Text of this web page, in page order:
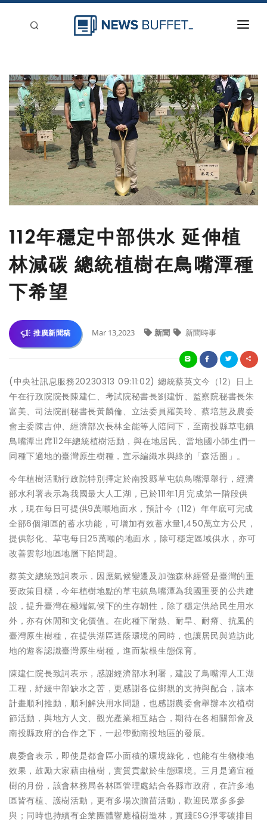
新聞稿分類
登入
刊登
112年穩定中部供水 延伸植
林減碳 總統植樹在鳥嘴潭種
下希望
推廣新聞稿 Mar 13,2023 新聞 新聞時事
(中央社訊息服務20230313 09:11:02) 總統蔡英文今（12）日上
午在行政院院長陳建仁、考試院秘書長劉建忻、監察院秘書長朱
富美、司法院副秘書長黃麟倫、立法委員羅美玲、蔡培慧及農委
會主委陳吉仲、經濟部次長林全能等人陪同下，至南投縣草屯鎮
鳥嘴潭出席112年總統植樹活動，與在地居民、當地國小師生們一
同種下適地的臺灣原生樹種，宣示編織水與綠的「森活圈」。
今年植樹活動行政院特別擇定於南投縣草屯鎮鳥嘴潭舉行，經濟
部水利署表示為我國最大人工湖，已於111年1月完成第一階段供
水，現在每日可提供9萬噸地面水，預計今（112）年年底可完成
全部6個湖區的蓄水功能，可增加有效蓄水量1,450萬立方公尺，
提供彰化、草屯每日25萬噸的地面水，除可穩定區域供水，亦可
改善雲彰地區地層下陷問題。
蔡英文總統致詞表示，因應氣候變遷及加強森林經營是臺灣的重
要政策目標，今年植樹地點的草屯鎮鳥嘴潭為我國重要的公共建
設，提升臺灣在極端氣候下的生存韌性，除了穩定供給民生用水
外，亦有休閒和文化價值。在此種下耐熱、耐旱、耐瘠、抗風的
臺灣原生樹種，在提供湖區遮蔭環境的同時，也讓居民與造訪此
地的遊客認識臺灣原生樹種，進而紮根生態保育。
陳建仁院長致詞表示，感謝經濟部水利署，建設了鳥嘴潭人工湖
工程，紓緩中部缺水之苦，更感謝各位鄉親的支持與配合，讓本
計畫順利推動，順利解決用水問題，也感謝農委會舉辦本次植樹
節活動，與地方人文、觀光產業相互結合，期待在各相關部會及
南投縣政府的合作之下，一起帶動南投地區的發展。
農委會表示，即使是都會區小面積的環境綠化，也能有生物棲地
效果，鼓勵大家藉由植樹，實質貢獻於生態環境。三月是適宜種
樹的月份，該會林務局各林區管理處結合各縣市政府，在許多地
區皆有植、護樹活動，更有多場次贈苗活動，歡迎民眾多多參
與；同時也持續有企業團體響應植樹造林，實踐ESG淨零碳排目